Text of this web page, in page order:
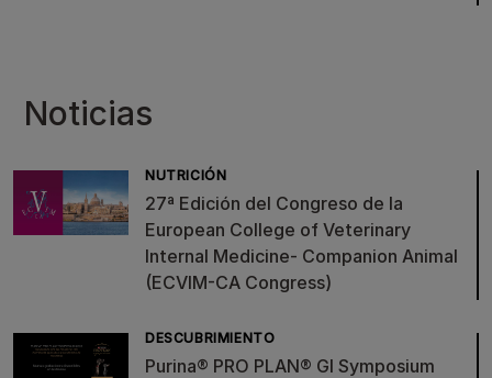
Noticias
NUTRICIÓN
27ª Edición del Congreso de la
European College of Veterinary
Internal Medicine- Companion Animal
(ECVIM-CA Congress)
DESCUBRIMIENTO
Purina® PRO PLAN® GI Symposium